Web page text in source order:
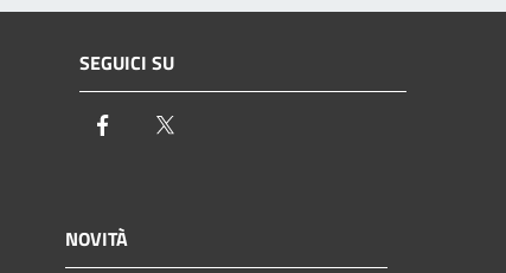
SEGUICI SU
Facebook
NOVITÀ